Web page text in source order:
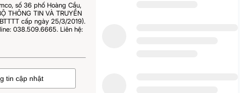
số 36 phố Hoàng Cầu,
THÔNG TIN VÀ TRUYỀN
cấp ngày 25/3/2019).
038.509.6665. Liên hệ: